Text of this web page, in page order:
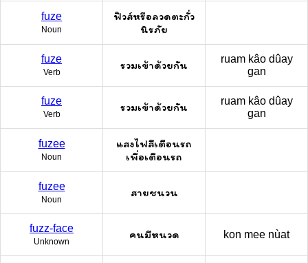
fuze
Noun
ฟิวส์หรือลวดตะกั่ว
นิรภัย
fuze
Verb
รวมเข้าด้วยกัน
ruam kâo dûay
gan
fuze
Verb
รวมเข้าด้วยกัน
ruam kâo dûay
gan
fuzee
Noun
แสงไฟสีเตือนรถ
เพื่อเตือนรถ
fuzee
Noun
สายชนวน
fuzz-face
Unknown
คนมีหนวด kon mee nùat